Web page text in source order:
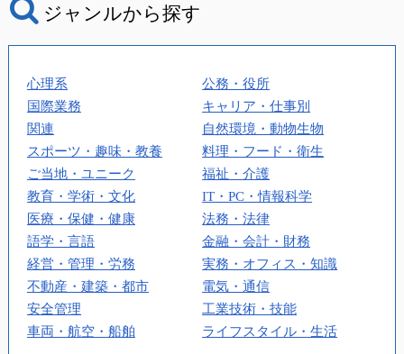
ジャンルから探す
心理系
公務・役所
国際業務
キャリア・仕事別
関連
自然環境・動物生物
スポーツ・趣味・教養
料理・フード・衛生
ご当地・ユニーク
福祉・介護
教育・学術・文化
IT・PC・情報科学
医療・保健・健康
法務・法律
語学・言語
金融・会計・財務
経営・管理・労務
実務・オフィス・知識
不動産・建築・都市
電気・通信
安全管理
工業技術・技能
車両・航空・船舶
ライフスタイル・生活